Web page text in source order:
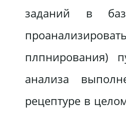
заданий в
плпнирования)
анализа
рецептуре в